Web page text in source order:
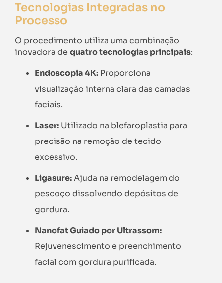
Tecnologias Integradas no
Processo
O procedimento utiliza uma combinação
inovadora de quatro tecnologias principais:
Endoscopia 4K: Proporciona
visualização interna clara das camadas
faciais.
Laser: Utilizado na blefaroplastia para
precisão na remoção de tecido
excessivo.
Ligasure:Ajuda na remodelagem do
pescoço dissolvendo depósitos de
gordura.
Nanofat Guiado por Ultrassom:
Rejuvenescimento e preenchimento
facial com gordura purificada.